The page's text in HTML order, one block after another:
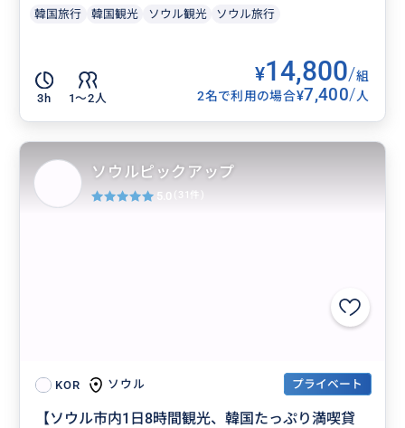
韓国旅行 韓国観光 ソウル観光 ソウル旅行
3h 1〜2人
¥14,800/組
2名で利用の場合¥7,400/人
KOR ソウル プライベート
【ソウル市内1日8時間観光、韓国たっぷり満喫貸
ソウルピックアップ
5.0 (31件)